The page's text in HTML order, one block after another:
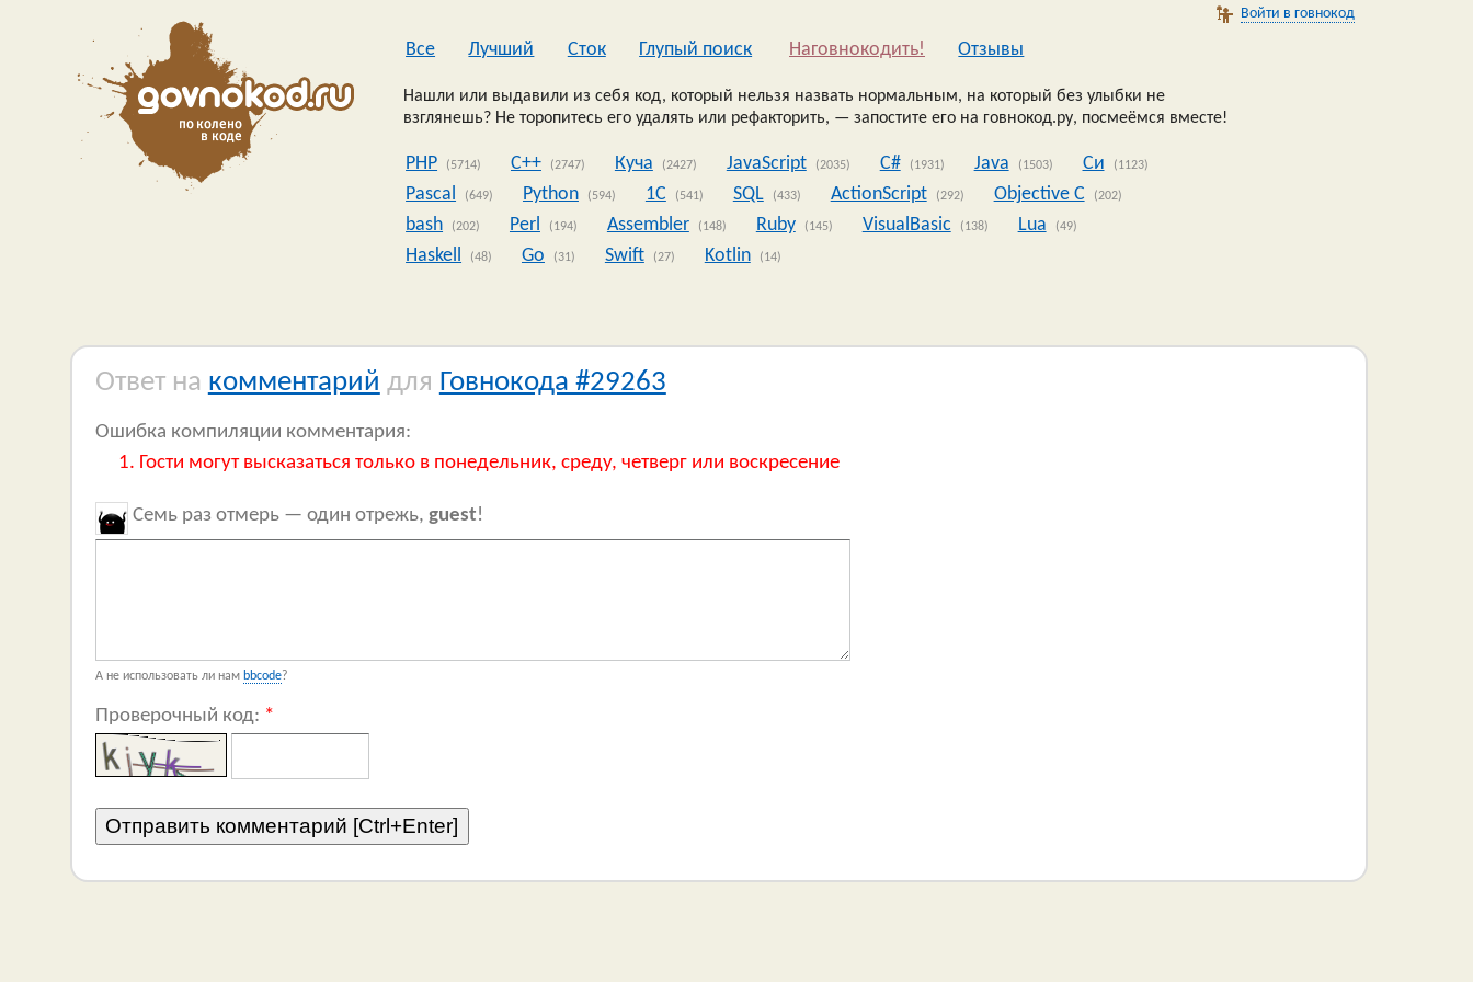
Войти в говнокод
Все Лучший Сток Глупый поиск Наговнокодить! Oтзывы
Нашли или выдавили из себя код, который нельзя назвать нормальным, на который без улыбки не
взглянешь? Не торопитесь его удалять или рефакторить, — запостите его на говнокод.ру, посмеёмся вместе!
PHP (5714) C++ (2747) Куча (2427) JavaScript (2035) C# (1931) Java (1503) Си (1123)
Pascal (649) Python (594) 1C (541) SQL (433) ActionScript (292) Objective C (202)
bash (202) Perl (194) Assembler (148) Ruby (145) VisualBasic (138) Lua (49)
Haskell (48) Go (31) Swift (27) Kotlin (14)
Ответ на комментарий для Говнокода #29263
Ошибка компиляции комментария:
Гости могут высказаться только в понедельник, среду, четверг или воскресение
Семь раз отмерь — один отрежь, guest!
А не использовать ли нам bbcode?
Проверочный код: *